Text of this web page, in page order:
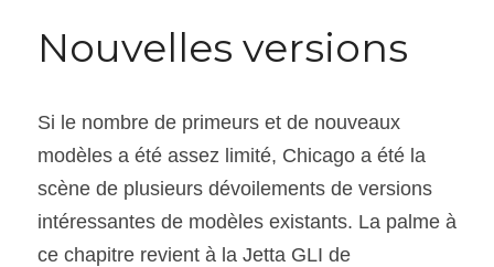
Nouvelles versions
Si le nombre de primeurs et de nouveaux
modèles a été assez limité, Chicago a été la
scène de plusieurs dévoilements de versions
intéressantes de modèles existants. La palme à
ce chapitre revient à la Jetta GLI de